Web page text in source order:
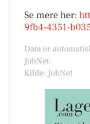
Se mere her:
9fb4-4351-
Data er
JobNet.
Kilde: JobNet